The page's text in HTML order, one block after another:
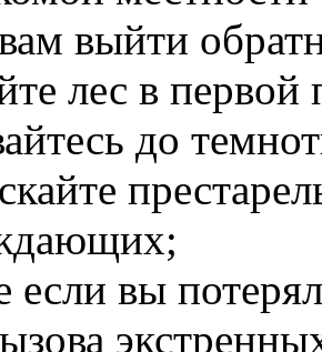
выйти
лес в первой
до
если вы